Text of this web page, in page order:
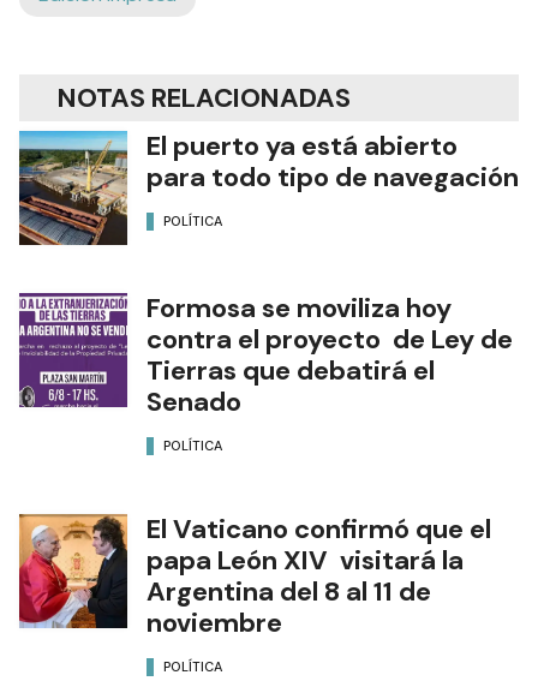
NOTAS RELACIONADAS
El puerto ya está abierto
para todo tipo de navegación
POLÍTICA
Formosa se moviliza hoy
contra el proyecto de Ley de
Tierras que debatirá el
Senado
POLÍTICA
El Vaticano confirmó que el
papa León XIV visitará la
Argentina del 8 al 11 de
noviembre
POLÍTICA